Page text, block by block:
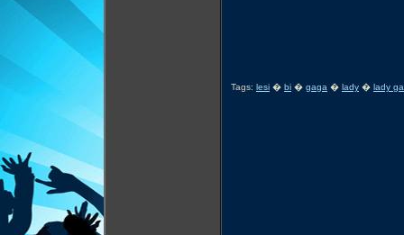
Tags: lesi � bi � gaga � lady � lady